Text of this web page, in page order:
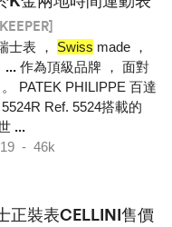
士表 ， Swiss made ，
... 作為頂級品牌 ， 面對
PATEK PHILIPPE 百達
Ref. 5524搭載的
...
- 46k
正裝表CELLINI售價